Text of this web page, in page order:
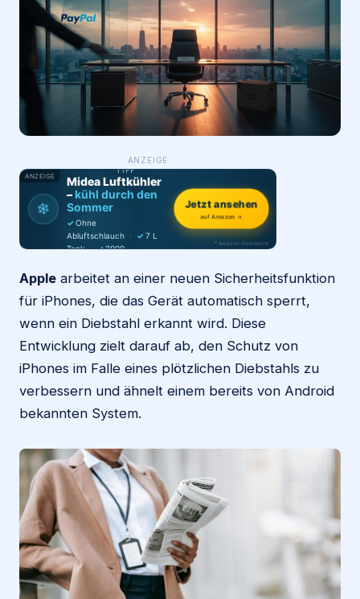
Login
Firma eintragen
ANZEIGE
ANZEIGE
❄
PRODUKT-
TIPP
Midea Luftkühler
–kühl durch den
Sommer
✓ Ohne
Abluftschlauch · ✓ 7 L
Tank · ✓2000
Jetzt ansehen
auf Amazon →
* Amazon-Partnerlink
Apple arbeitet an einer neuen Sicherheitsfunktion
für iPhones, die das Gerät automatisch sperrt,
wenn ein Diebstahl erkannt wird. Diese
Entwicklung zielt darauf ab, den Schutz von
iPhones im Falle eines plötzlichen Diebstahls zu
verbessern und ähnelt einem bereits von Android
bekannten System.